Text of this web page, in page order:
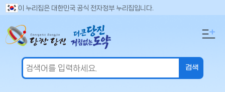
이 누리집은 대한민국 공식 전자정부 누리집입니다.
검
어
입
만
도
의